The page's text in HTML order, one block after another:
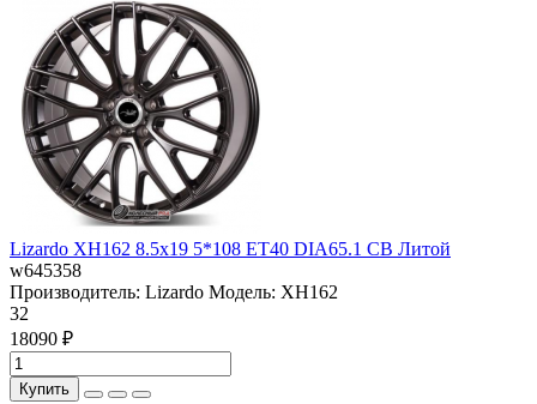
Lizardo XH162 8.5x19 5*108 ET40 DIA65.1 CB Литой
w645358
Производитель: Lizardo Модель: XH162
32
18090 ₽
Купить